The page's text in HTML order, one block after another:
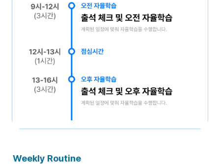
Weekly Routine